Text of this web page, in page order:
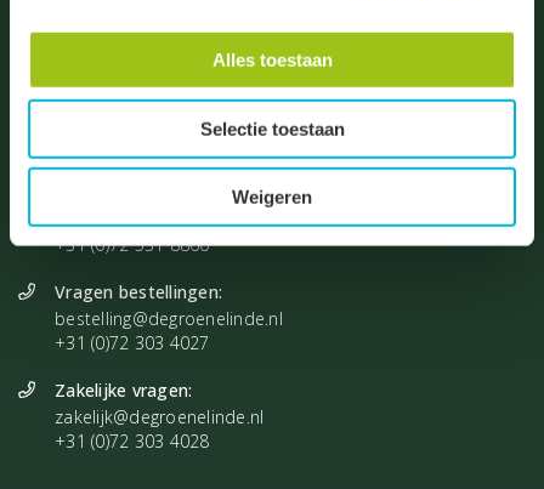
Alles toestaan
Selectie toestaan
Weigeren
De Droogmakerij 23
info@degroenelinde.nl
+31 (0)72 531 8860
Vragen bestellingen:
bestelling@degroenelinde.nl
+31 (0)72 303 4027
Zakelijke vragen:
zakelijk@degroenelinde.nl
+31 (0)72 303 4028